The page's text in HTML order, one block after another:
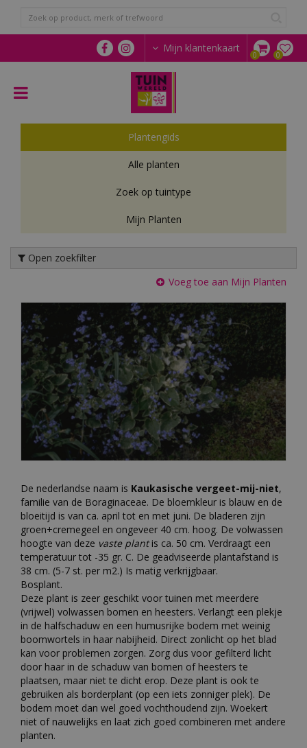
n
a
Mijn klantenkaart
Plantengids
Alle planten
Zoek op tuintype
Mijn Planten
Open zoekfilter
Voeg toe aan Mijn Planten
De nederlandse naam is Kaukasische vergeet-mij-niet,
familie van de Boraginaceae. De bloemkleur is blauw en de
bloeitijd is van ca. april tot en met juni. De bladeren zijn
groen+cremegeel en ongeveer 40 cm. hoog. De volwassen
hoogte van deze vaste plantis ca. 50 cm. Verdraagt een
temperatuur tot -35 gr. C. De geadviseerde plantafstand is
38 cm. (5-7 st. per m2.) Is matig verkrijgbaar.
Bosplant.
Deze plant is zeer geschikt voor tuinen met meerdere
(vrijwel) volwassen bomen en heesters. Verlangt een plekje
in de halfschaduw en een humusrijke bodem met weinig
boomwortels in haar nabijheid. Direct zonlicht op het blad
kan voor problemen zorgen. Zorg dus voor gefilterd licht
door haar in de schaduw van bomen of heesters te
plaatsen, maar niet te dicht erop. Deze plant is ook te
gebruiken als borderplant (op een iets zonniger plek). De
bodem moet dan wel goed vochthoudend zijn. Woekert
niet of nauwelijks en laat zich goed combineren met andere
planten.